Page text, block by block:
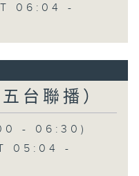
06:04 -
台聯播）
- 06:30)
05:04 -